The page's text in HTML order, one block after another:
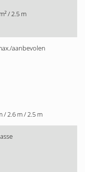
/ 2.5 m
aanbevolen
/ 2.6 m / 2.5 m